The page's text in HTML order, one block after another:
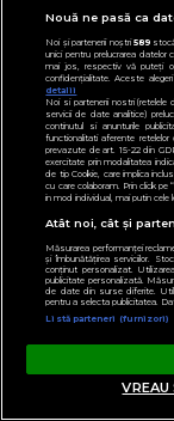
Vezi
PROPUNERI
Nouă ne pasă ca
Noi și partenerii noștri589
unici pentru prelucrarea
mai jos, respectiv vă puteți
confidențialitate. Aceste
detalii
Noi si partenerii nostri (retelele
servicii de date analitice)
continutul si anunturile
functionalitati aferente
prevazute de art. 15-22 din
exercitate prin modalitatea
de tip Cookie, care implica
cu care colaboram. Prin click
in mod individual, mai putin
Atât noi, cât și
Măsurarea performanței
și îmbunătățirea serviciilor.
conținut personalizat.
publicitate personalizată.
de date din surse diferite.
pentru a selecta publicitatea.
Listă parteneri (furnizori)